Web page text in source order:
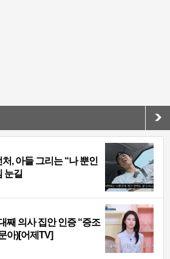
처, 아들 그리는 “나 뿐인
눈길
째 의사 집안 인증 “증조
아)[어제TV]